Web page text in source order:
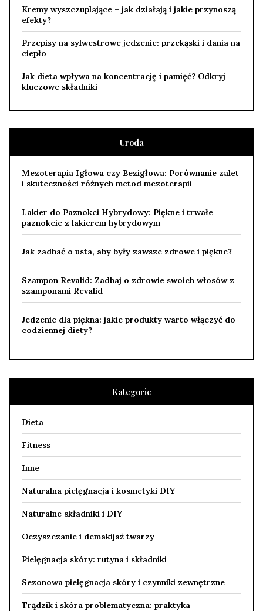
Kremy wyszczuplające – jak działają i jakie przynoszą
efekty?
Przepisy na sylwestrowe jedzenie: przekąski i dania na
ciepło
Jak dieta wpływa na koncentrację i pamięć? Odkryj
kluczowe składniki
Uroda
Mezoterapia Igłowa czy Bezigłowa: Porównanie zalet
i skuteczności różnych metod mezoterapii
Lakier do Paznokci Hybrydowy: Piękne i trwałe
paznokcie z lakierem hybrydowym
Jak zadbać o usta, aby były zawsze zdrowe i piękne?
Szampon Revalid: Zadbaj o zdrowie swoich włosów z
szamponami Revalid
Jedzenie dla piękna: jakie produkty warto włączyć do
codziennej diety?
Kategorie
Dieta
Fitness
Inne
Naturalna pielęgnacja i kosmetyki DIY
Naturalne składniki i DIY
Oczyszczanie i demakijaż twarzy
Pielęgnacja skóry: rutyna i składniki
Sezonowa pielęgnacja skóry i czynniki zewnętrzne
Trądzik i skóra problematyczna: praktyka